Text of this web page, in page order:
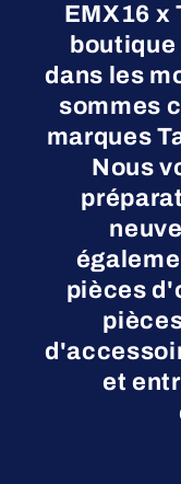
EMX16 x
dans les
sommes
marques
Nous
pièces
et